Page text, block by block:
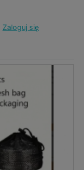
Zaloguj się